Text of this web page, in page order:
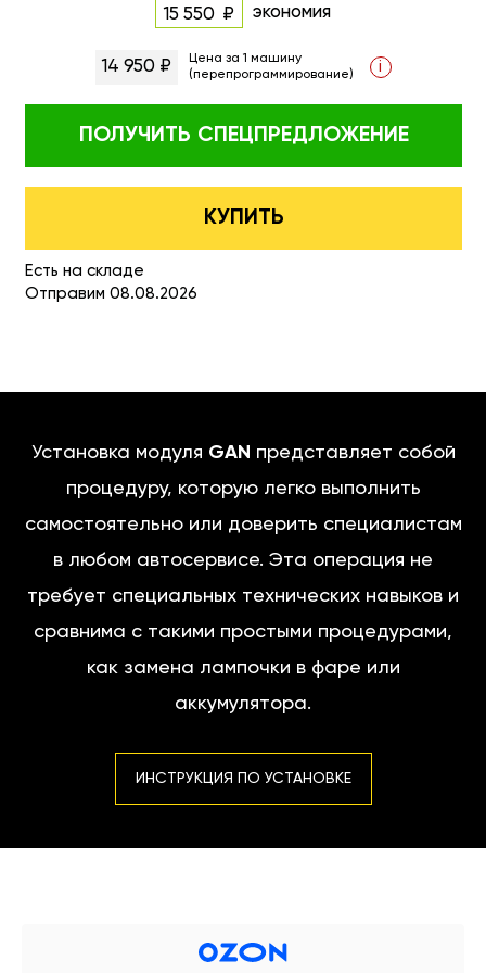
15 550 экономия
14 950 ₽
Цена за 1 машину
(перепрограммирование)
i
ПОЛУЧИТЬ СПЕЦПРЕДЛОЖЕНИЕ
КУПИТЬ
Есть на складе
Отправим 08.08.2026
Установка модуля GAN представляет собой
процедуру, которую легко выполнить
самостоятельно или доверить специалистам
в любом автосервисе. Эта операция не
требует специальных технических навыков и
сравнима с такими простыми процедурами,
как замена лампочки в фаре или
аккумулятора.
ИНСТРУКЦИЯ ПО УСТАНОВКЕ